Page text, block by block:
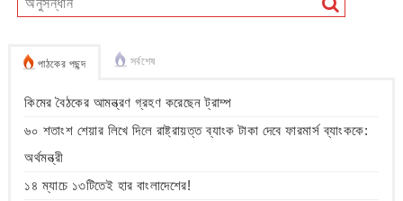
পাঠকের পছন্দ সর্বশেষ
কিমের বৈঠকের আমন্ত্রণ গ্রহণ করেছেন ট্রাম্প
৬০ শতাংশ শেয়ার লিখে দিলে রাষ্ট্রায়ত্ত ব্যাংক টাকা দেবে ফারমার্স ব্যাংককে:
অর্থমন্ত্রী
১৪ ম্যাচে ১৩টিতেই হার বাংলাদেশের!